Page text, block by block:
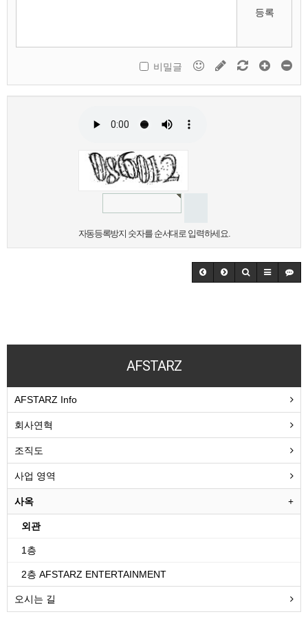
등록
비밀글
자동등록방지 숫자를 순서대로 입력하세요.
AFSTARZ
AFSTARZ Info
회사연혁
조직도
사업 영역
사옥
외관
1층
2층 AFSTARZ ENTERTAINMENT
오시는 길